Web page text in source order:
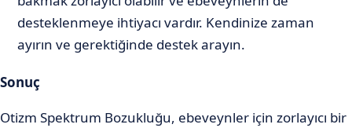
desteklenmeye ihtiyacı vardır. Kendinize zaman
ayırın ve gerektiğinde destek arayın.
Sonuç
Otizm Spektrum Bozukluğu, ebeveynler için zorlayıcı bir